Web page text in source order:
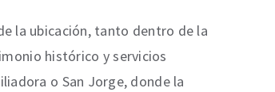
la ubicación, tanto dentro de la
histórico y servicios
o San Jorge, donde la